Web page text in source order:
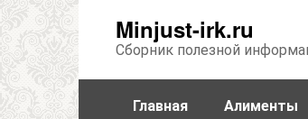
Minjust-irk.ru
Сборник полезной
Главная Алименты